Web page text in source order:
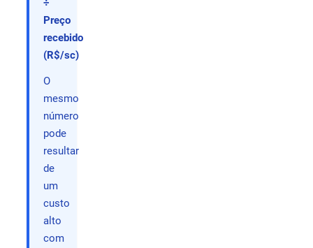
÷
Preço
recebido
(R$/sc)
O
mesmo
número
pode
resultar
de
um
custo
alto
com